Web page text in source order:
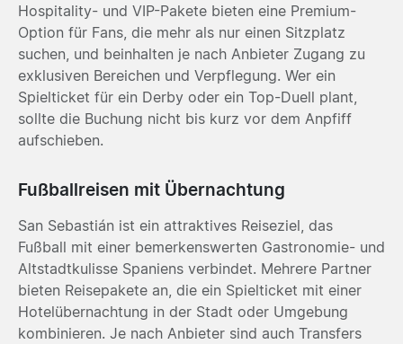
Hospitality- und VIP-Pakete bieten eine Premium-
Option für Fans, die mehr als nur einen Sitzplatz
suchen, und beinhalten je nach Anbieter Zugang zu
exklusiven Bereichen und Verpflegung. Wer ein
Spielticket für ein Derby oder ein Top-Duell plant,
sollte die Buchung nicht bis kurz vor dem Anpfiff
aufschieben.
Fußballreisen mit Übernachtung
San Sebastián ist ein attraktives Reiseziel, das
Fußball mit einer bemerkenswerten Gastronomie- und
Altstadtkulisse Spaniens verbindet. Mehrere Partner
bieten Reisepakete an, die ein Spielticket mit einer
Hotelübernachtung in der Stadt oder Umgebung
kombinieren. Je nach Anbieter sind auch Transfers